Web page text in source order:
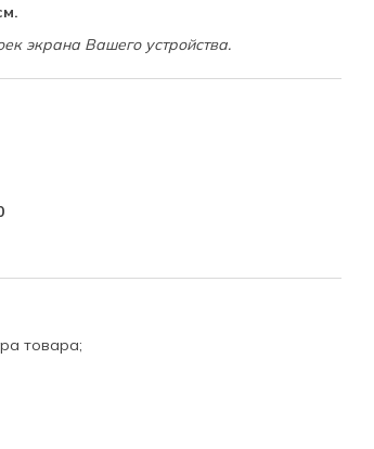
экрана Вашего устройства.
товара;